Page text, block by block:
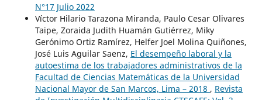
N°17 Julio 2022
Víctor Hilario Tarazona Miranda, Paulo Cesar Olivares
Taipe, Zoraida Judith Huamán Gutiérrez, Miky
Gerónimo Ortiz Ramírez, Helfer Joel Molina Quiñones,
José Luis Aguilar Saenz, El desempeño laboral y la
autoestima de los trabajadores administrativos de la
Facultad de Ciencias Matemáticas de la Universidad
Nacional Mayor de San Marcos, Lima – 2018 , Revista